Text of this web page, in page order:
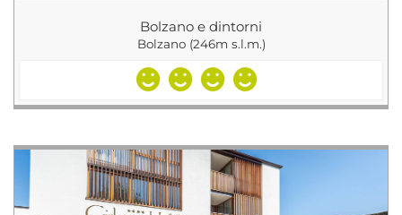
Bolzano e dintorni
Bolzano (246m s.l.m.)